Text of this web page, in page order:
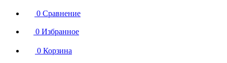
0 Сравнение
0 Избранное
0 Корзина